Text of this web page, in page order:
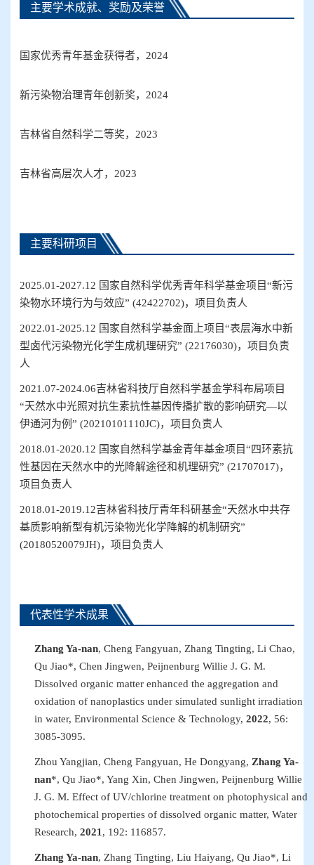
主要学术成就、奖励及荣誉
国家优秀青年基金获得者， 2024
新污染物治理青年创新奖，2024
吉林省 自然科学二等奖， 2023
吉林省高层次人才， 2023
主要科研项目
2025.01-2027.12 国家自然科学优秀青年科学基金项目“新污
染物水环境行为与效应” (42422702)，项目负责人
2022.01-2025.12 国家自然科学基金面上项目“表层海水中新
型卤代污染物光化学生成机理研究” (22176030)，项目负责
人
2021.07-2024.06吉林省科技厅自然科学基金学科布局项目
“天然水中光照对抗生素抗性基因传播扩散的影响研究—以
伊通河为例” (20210101110JC)，项目负责人
2018.01-2020.12 国家自然科学基金青年基金项目“四环素抗
性基因在天然水中的光降解途径和机理研究” (21707017)，
项目负责人
2018.01-2019.12吉林省科技厅青年科研基金“天然水中共存
基质影响新型有机污染物光化学降解的机制研究”
(20180520079JH)，项目负责人
代表性学术成果
Zhang Ya-nan, Cheng Fangyuan, Zhang Tingting, Li Chao,
Qu Jiao*, Chen Jingwen, Peijnenburg Willie J. G. M.
Dissolved organic matter enhanced the aggregation and
oxidation of nanoplastics under simulated sunlight irradiation
in water, Environmental Science & Technology, 2022, 56:
3085-3095.
Zhou Yangjian, Cheng Fangyuan, He Dongyang, Zhang Ya-
nan*, Qu Jiao*, Yang Xin, Chen Jingwen, Peijnenburg Willie
J. G. M. Effect of UV/chlorine treatment on photophysical and
photochemical properties of dissolved organic matter, Water
Research, 2021 , 192: 116857.
Zhang Ya-nan, Zhang Tingting, Liu Haiyang, Qu Jiao*, Li